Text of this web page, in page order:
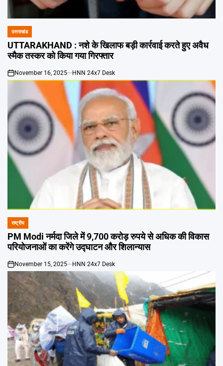
POSTED
IN
उत्तराखंड
UTTARAKHAND : नशे के खिलाफ बड़ी कार्रवाई करते हुए अवैध
स्मैक तस्कर को किया गया गिरफ्तार
on
November 16, 2025 HNN 24x7 Desk
POSTED
IN
राष्ट्रीय
PM Modi नर्मदा जिले में 9,700 करोड़ रुपये से अधिक की विकास
परियोजनाओं का करेंगे उद्घाटन और शिलान्यास
on
November 15, 2025 HNN 24x7 Desk